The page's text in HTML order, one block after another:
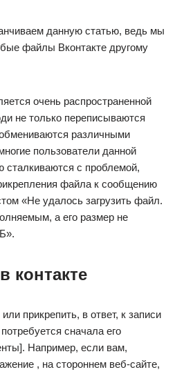
данную статью, ведь мы
файлы Вконтакте другому
очень распространенной
не только переписываются
различными
пользователи данной
сталкиваются с проблемой,
файла к сообщению
«Не удалось загрузить файл.
а его размер не
контакте
прикрепить, в ответ, к записи
сначала его
Например, если вам,
, на стороннем веб-сайте,